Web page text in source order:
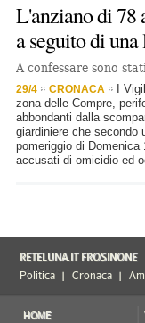
L'anziano di 78
a seguito di
A confessare sono
29/4 CRONACA
I
zona delle Compre,
abbondanti dalla
giardiniere che secondo
pomeriggio di
accusati di omicidio ed